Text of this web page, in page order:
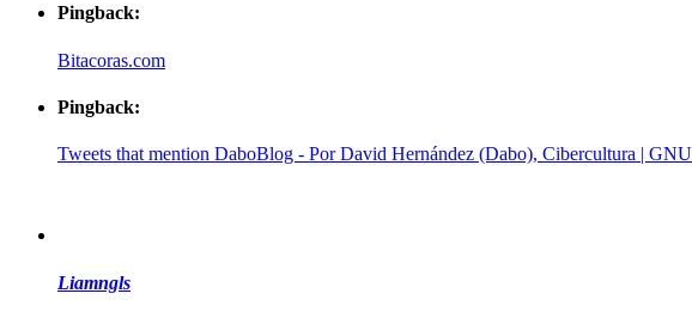
Pingback:
Bitacoras.com
Pingback:
Tweets that mention DaboBlog - Por David Hernández (Dabo), Cibercultura |
Liamngls